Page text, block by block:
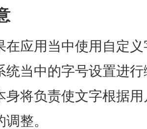
在应用当中使用自定
统当中的字号设置进
身将负责使文字根据
调整。